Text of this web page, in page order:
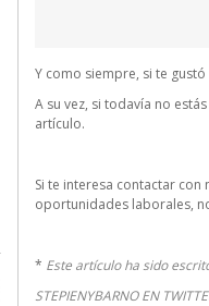
Y como siempre, si te
A su vez, si todavía no
artículo.
Si te interesa contactar
oportunidades laborales,
* Este artículo ha sido
STEPIENYBARNO EN